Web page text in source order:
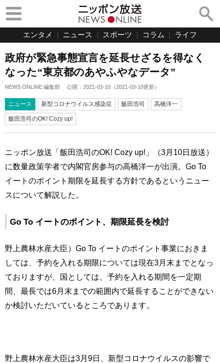
エンタメ ニュース スポーツ コラム ライフ
政府が緊急事態宣言を延長せざるを得なく
なった“東京都のあやふやなデータ”
NEWS ONLINE 編集部 公開： 2021-03-10 （2021-03-10更新）
ニュース 新型コロナウイルス感染症 飯田浩司 高橋洋一
飯田浩司のOK! Cozy up!
ニッポン放送「飯田浩司のOK! Cozy up!」（3月10日放送）
に数量政策学者で内閣官房参与の高橋洋一が出演。Go To
イートのポイント期限を延長する方針であるというニュー
スについて解説した。
Go To イートのポイント、期限延長を検討
野上農林水産大臣）Go To イートのポイント事業におきま
しては、予約を入れる期限については現在3月末までとなっ
ておりますが、国としては、予約を入れる期間を一定期
間、最長では6月末までの範囲内で延長することができない
か検討いただいているところであります。
野上農林水産大臣は3月9日、新型コロナウイルスの影響で